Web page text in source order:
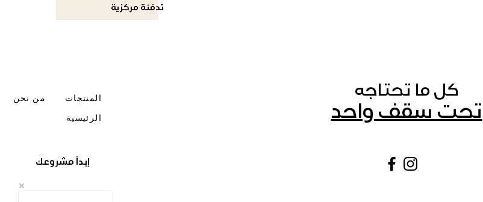
تدفئة مركزية
إبدأ مشروعك
من نحن
المنتجات
الرئيسية
كل ما تحتاجه
تحت سقف واحد